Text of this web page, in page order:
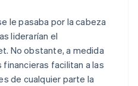
le pasaba por la cabeza
liderarían el
No obstante, a medida
facilitan a las
de cualquier parte la